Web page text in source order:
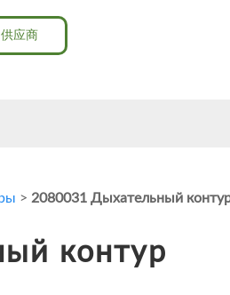
应商
> 2080031 Дыхательный
контур